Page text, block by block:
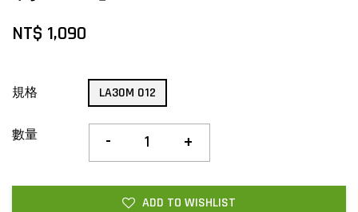
NT$ 1,090
規格 LA30M 012
數量 - +
ADD TO WISHLIST